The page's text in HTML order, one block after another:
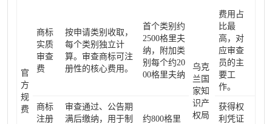
官
方
规
费
乌克
兰国
家知
识产
权局
商标
实质
审查
费
按申请类别收取，
每个类别独立计
算。审查商标可注
册性的核心费用。
首个类别约
2500格里夫
纳，附加类
别每个约20
00格里夫纳
费用占
比最
高，对
应审查
员的主
要工
作。
商标
注册
审查通过、公告期
满后缴纳，用于制
约800格里
获得权
利凭证